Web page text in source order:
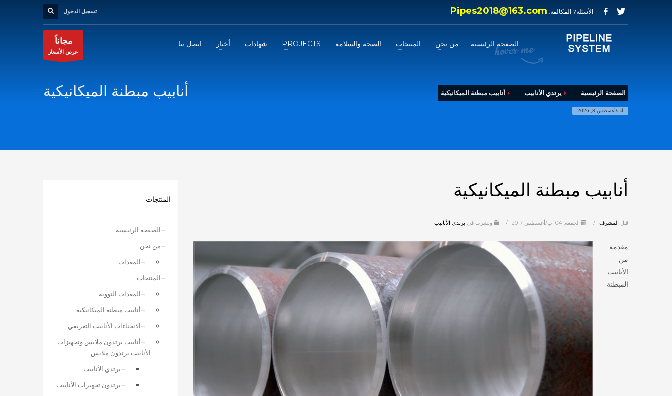
الأسئلة? المكالمة: Pipes2018@163.com تسجيل الدخول
الصفحة الرئيسية من نحن المنتجات الصحة والسلامة PROJECTS شهادات أخبار اتصل بنا مجاناً
عرض الأسعار
الصفحة الرئيسية يرتدي الأنابيب أنابيب مبطنة الميكانيكية
آب/أغسطس 8, 2026
أنابيب مبطنة الميكانيكية
أنابيب مبطنة الميكانيكية
قبل المشرف / الجمعة, 04 آب/أغسطس 2017 / ونشرت في يرتدي الأنابيب
مقدمة
من
الأنابيب
المبطنة
المنتجات
الصفحة الرئيسية
من نحن
المعدات
المنتجات
المعدات النووية
أنابيب مبطنة الميكانيكية
الانحناءات الأنابيب التعريفي
أنابيب يرتدون ملابس وتجهيزات
الأنابيب يرتدون ملابس
يرتدي الأنابيب
يرتدون تجهيزات الأنابيب